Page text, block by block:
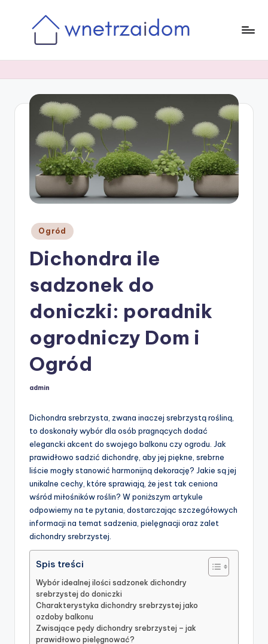
Posted
in
Ogród
Dichondra ile
sadzonek do
doniczki: poradnik
ogrodniczy Dom i
Ogród
Posted
admin
Dichondra srebrzysta, zwana inaczej srebrzystą rośliną,
to doskonały wybór dla osób pragnących dodać
elegancki akcent do swojego balkonu czy ogrodu. Jak
prawidłowo sadzić dichondrę, aby jej piękne, srebrne
liście mogły stanowić harmonijną dekorację? Jakie są jej
unikalne cechy, które sprawiają, że jest tak ceniona
wśród miłośników roślin? W poniższym artykule
odpowiemy na te pytania, dostarczając szczegółowych
informacji na temat sadzenia, pielęgnacji oraz zalet
dichondry srebrzystej.
Spis treści
Wybór idealnej ilości sadzonek dichondry
srebrzystej do doniczki
Charakterystyka dichondry srebrzystej jako
ozdoby balkonu
Zwisające pędy dichondry srebrzystej – jak
prawidłowo pielęgnować?